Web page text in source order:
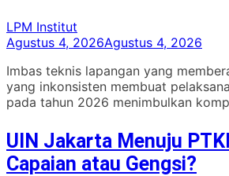
LPM Institut
Agustus 4, 2026Agustus 4, 2026
Imbas teknis lapangan yang
yang inkonsisten membuat
pada tahun 2026 menimbulkan
UIN Jakarta Menuju
Capaian atau Gengsi?